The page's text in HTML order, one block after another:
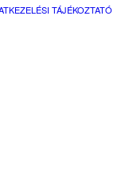
TÁJÉKOZTATÓ